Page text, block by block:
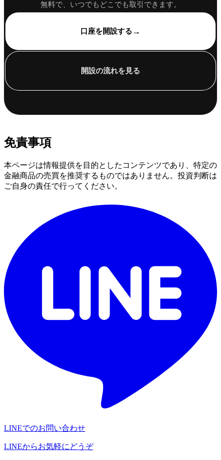
無料で、いつでもどこでも取引できます。
口座を開設する →
開設の流れを見る
免責事項
本ページは情報提供を目的としたコンテンツであり、特定の
金融商品の売買を推奨するものではありません。投資判断は
ご自身の責任で行ってください。
LINEでのお問い合わせ
LINEからお気軽にどうぞ